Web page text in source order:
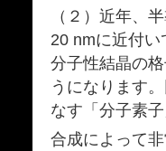
（２）近年、
20 nmに近付
分子性結晶の
うになります
なす「分子素
合成によって